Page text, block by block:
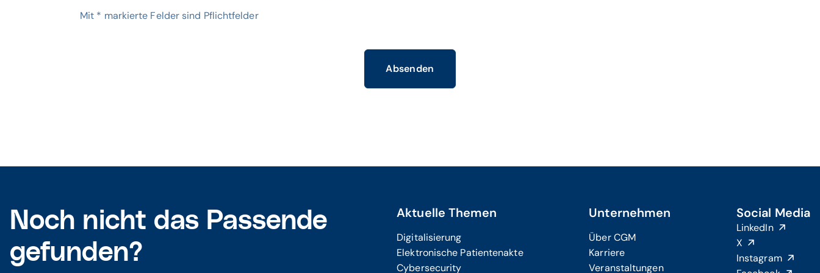
Mit * markierte Felder sind Pflichtfelder
Absenden
Noch nicht das Passende
gefunden?
Aktuelle Themen
Digitalisierung
Elektronische Patientenakte
Cybersecurity
Unternehmen
Über CGM
Karriere
Veranstaltungen
Social Media
LinkedIn
X
Instagram